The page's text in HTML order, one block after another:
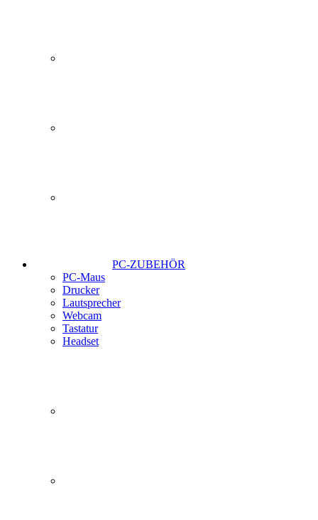
PC-ZUBEHÖR
PC-Maus
Drucker
Lautsprecher
Webcam
Tastatur
Headset